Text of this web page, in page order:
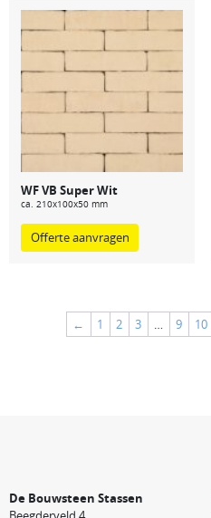
WF VB Super Wit
ca. 210x100x50 mm
Offerte aanvragen
← 1 2 3 … 9 10
De Bouwsteen Stassen